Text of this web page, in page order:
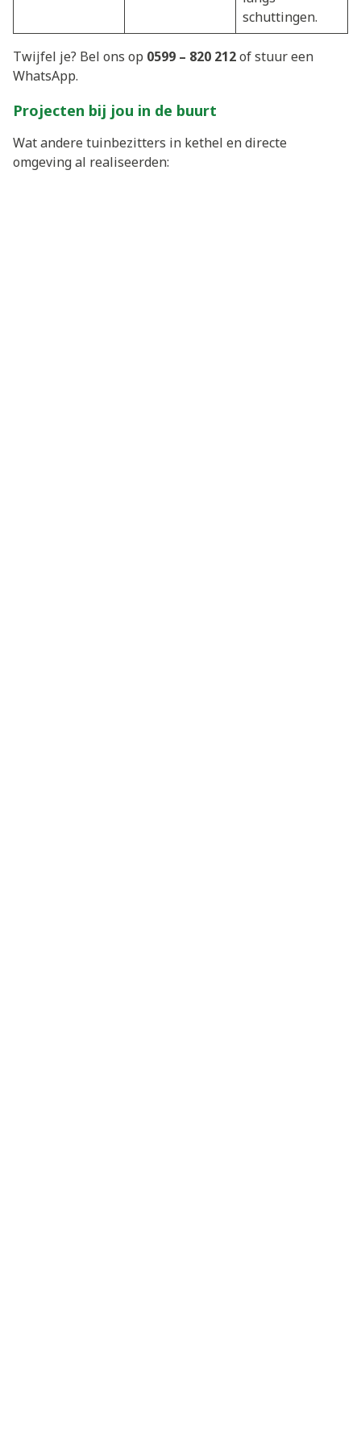
schuttingen.
Twijfel je? Bel ons op 0599 – 820 212of stuur een
WhatsApp.
Projecten bij jou in de buurt
Wat andere tuinbezitters in kethel en directe
omgeving al realiseerden: